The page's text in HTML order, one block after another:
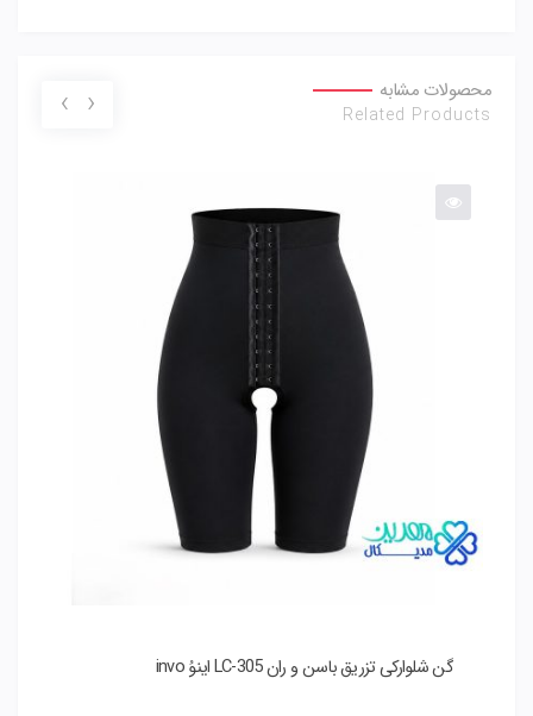
محصولات مشابه
Related Products
گن شلوارکی تزریق باسن و ران LC-305 اینوُ invo
‹
›